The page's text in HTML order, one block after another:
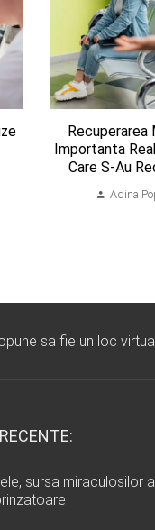
Importanta
Care S-Au
Adina
sa fie un loc
sursa miraculosilor